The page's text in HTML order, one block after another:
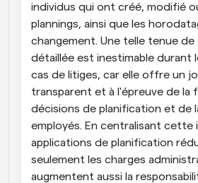
individus qui ont créé, modifié
plannings, ainsi que les
changement. Une telle tenue de
détaillée est inestimable durant
cas de litiges, car elle offre un
transparent et à l'épreuve de la
décisions de planification et de
employés. En centralisant cette
applications de planification
seulement les charges
augmentent aussi la